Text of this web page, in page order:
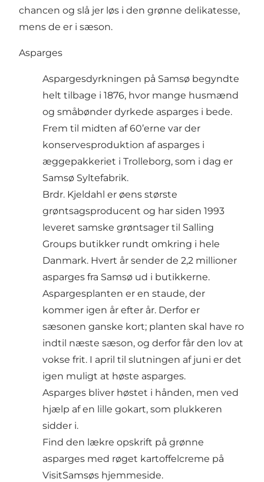
chancen og slå jer løs i den grønne delikatesse,
mens de er i sæson.
Asparges
Aspargesdyrkningen på Samsø begyndte
helt tilbage i 1876, hvor mange husmænd
og småbønder dyrkede asparges i bede.
Frem til midten af 60’erne var der
konservesproduktion af asparges i
æggepakkeriet i Trolleborg, som i dag er
Samsø Syltefabrik.
Brdr. Kjeldahl er øens største
grøntsagsproducent og har siden 1993
leveret samske grøntsager til Salling
Groups butikker rundt omkring i hele
Danmark. Hvert år sender de 2,2 millioner
asparges fra Samsø ud i butikkerne.
Aspargesplanten er en staude, der
kommer igen år efter år. Derfor er
sæsonen ganske kort; planten skal have ro
indtil næste sæson, og derfor får den lov at
vokse frit. I april til slutningen af juni er det
igen muligt at høste asparges.
Asparges bliver høstet i hånden, men ved
hjælp af en lille gokart, som plukkeren
sidder i.
Find den lækre opskrift på grønne
asparges med røget kartoffelcreme på
VisitSamsøs hjemmeside.